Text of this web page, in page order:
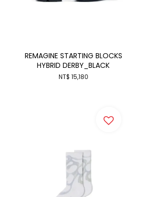
REMAGINE STARTING BLOCKS
HYBRID DERBY_BLACK
NT$ 15,180